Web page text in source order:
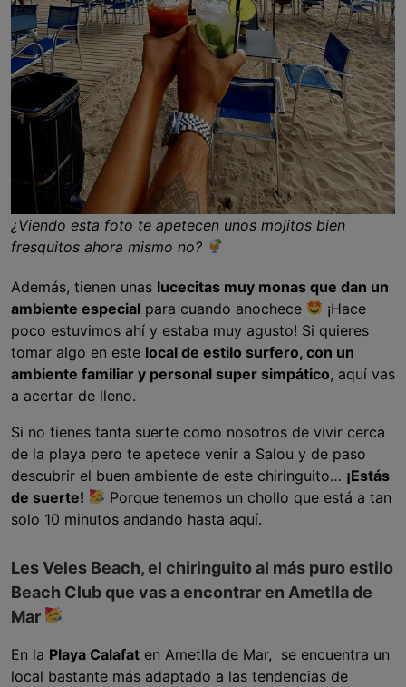
¿Viendo esta foto te apetecen unos mojitos bien
fresquitos ahora mismo no?
Además, tienen unas lucecitas muy monas que dan un
ambiente especial para cuando anochece
¡Hace
poco estuvimos ahí y estaba muy agusto! Si quieres
tomar algo en este local de estilo surfero, con un
ambiente familiar y personal super simpático, aquí vas
a acertar de lleno.
Si no tienes tanta suerte como nosotros de vivir cerca
de la playa pero te apetece venir a Salou y de paso
descubrir el buen ambiente de este chiringuito… ¡Estás
de suerte!
Porque tenemos un chollo que está a tan
solo 10 minutos andando hasta aquí.
Les Veles Beach, el chiringuito al más puro estilo
Beach Club que vas a encontrar en Ametlla de
Mar
En la Playa Calafat en Ametlla de Mar, se encuentra un
local bastante más adaptado a las tendencias de